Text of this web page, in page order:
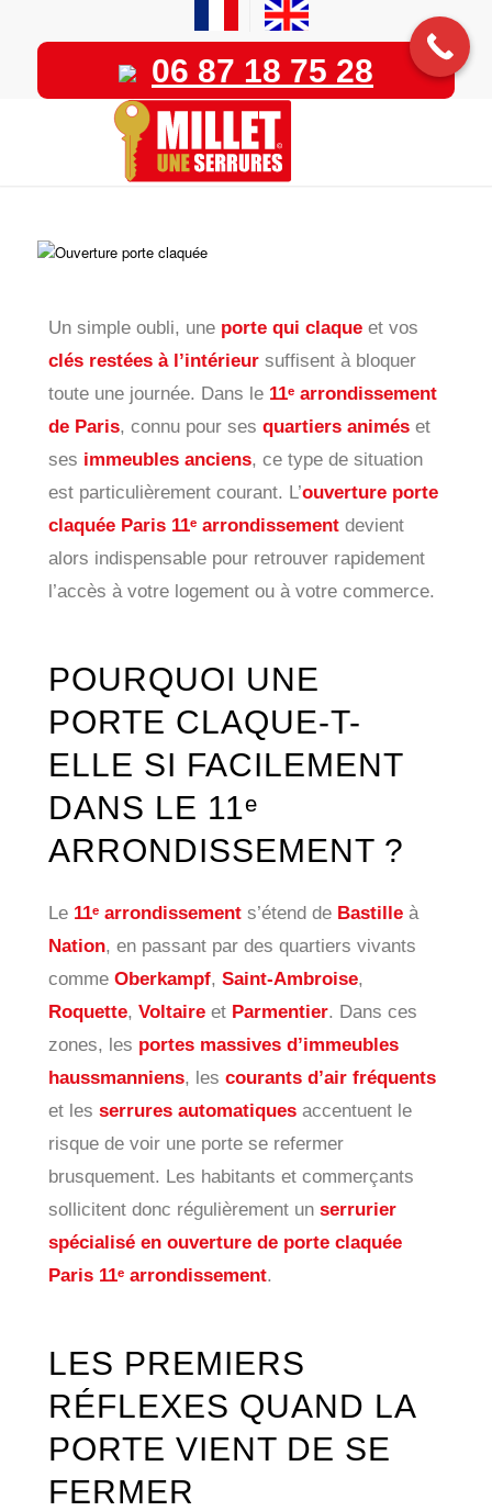
06 87 18 75 28
Un simple oubli, une porte qui claqueet vos
clés restées à l’intérieursuffisent à bloquer
toute une journée. Dans le 11ᵉ arrondissement
de Paris, connu pour ses quartiers animéset
ses immeubles anciens, ce type de situation
est particulièrement courant. L’ouverture porte
claquée Paris 11ᵉ arrondissementdevient
alors indispensable pour retrouver rapidement
l’accès à votre logement ou à votre commerce.
POURQUOI UNE
PORTE CLAQUE-T-
ELLE SI FACILEMENT
DANS LE 11ᵉ
ARRONDISSEMENT ?
Le 11ᵉ arrondissements’étend de Bastilleà
Nation, en passant par des quartiers vivants
comme Oberkampf, Saint-Ambroise,
Roquette, Voltaireet Parmentier. Dans ces
zones, les portes massives d’immeubles
haussmanniens, les courants d’air fréquents
et les serrures automatiquesaccentuent le
risque de voir une porte se refermer
brusquement. Les habitants et commerçants
sollicitent donc régulièrement un serrurier
spécialisé en ouverture de porte claquée
Paris 11ᵉ arrondissement.
LES PREMIERS
RÉFLEXES QUAND LA
PORTE VIENT DE SE
FERMER